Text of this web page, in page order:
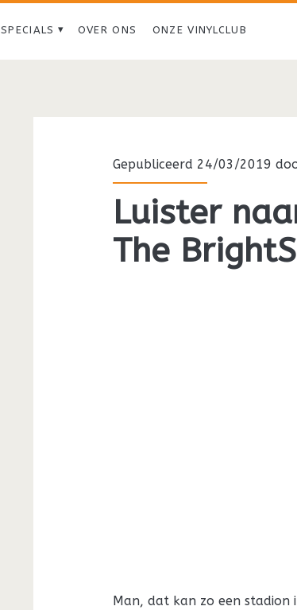
SPECIALS OVER ONS ONZE VINYLCLUB
Brightslide</
Gepubliceerd 24/03/2019
Luister
The
Man, dat kan zo een stadion